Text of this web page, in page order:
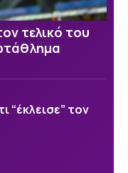
τελικό του
“έκλεισε” τον